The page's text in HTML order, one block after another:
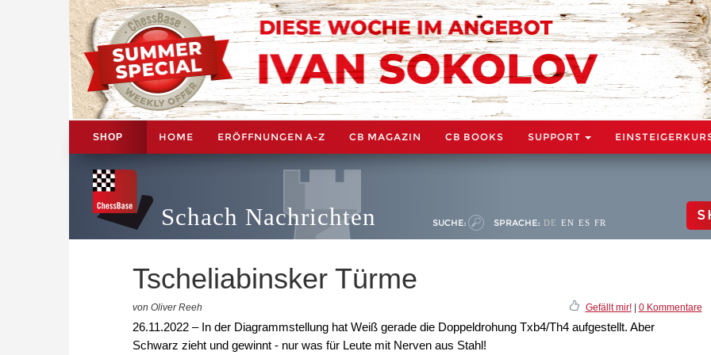
SHOP HOME ERÖFFNUNGEN A-Z CB MAGAZIN CB BOOKS SUPPORT
Schach Nachrichten SUCHE: SPRACHE: DE EN ES FR
Tscheliabinsker Türme
von Oliver Reeh Gefällt mir!| 0 Kommentare
26.11.2022 – In der Diagrammstellung hat Weiß gerade die Doppeldrohung Txb4/Th4 aufgestellt. Aber
Schwarz zieht und gewinnt - nur was für Leute mit Nerven aus Stahl!